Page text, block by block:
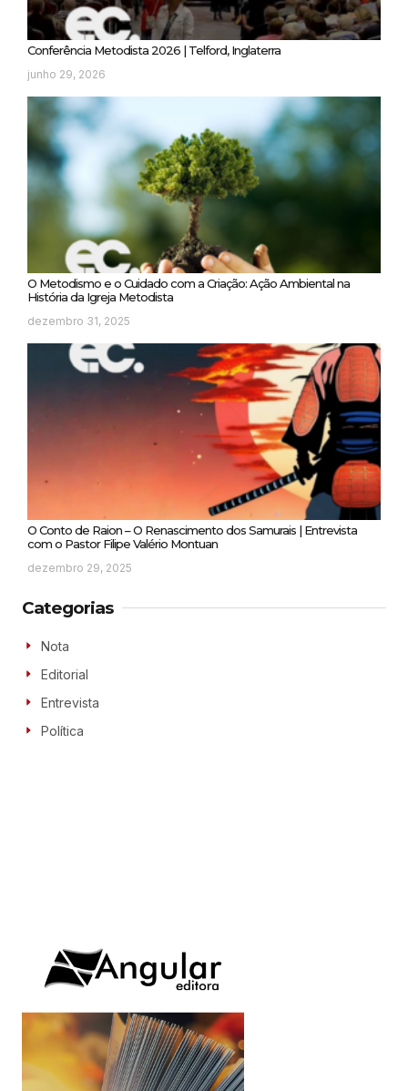
Conferência Metodista 2026 | Telford, Inglaterra
junho 29, 2026
O Metodismo e o Cuidado com a Criação: Ação Ambiental na
História da Igreja Metodista
dezembro 31, 2025
O Conto de Raion – O Renascimento dos Samurais | Entrevista
com o Pastor Filipe Valério Montuan
dezembro 29, 2025
Categorias
Nota
Editorial
Entrevista
Política